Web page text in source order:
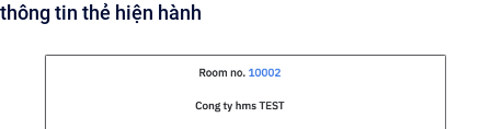
thông tin thẻ hiện hành